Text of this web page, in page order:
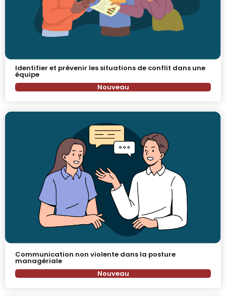
Identifier et prévenir les situations de conflit dans une
équipe
Nouveau
Communication non violente dans la posture
managériale
Nouveau